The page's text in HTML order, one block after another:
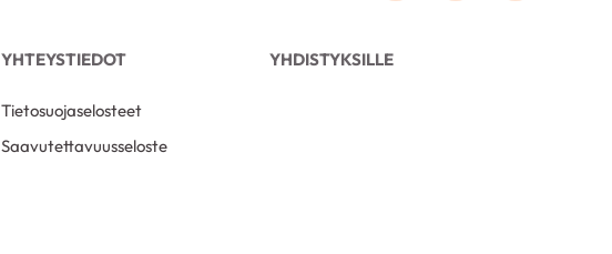
YHTEYSTIEDOT
Tietosuojaselosteet
Saavutettavuusseloste
YHDISTYKSILLE